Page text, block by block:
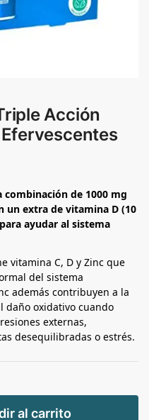
Acción
combinación de 1000 mg
un extra de vitamina D (10
ayudar al sistema
vitamina C, D y Zinc que
del sistema
además contribuyen a la
daño oxidativo cuando
externas,
desequilibradas o estrés.
al carrito